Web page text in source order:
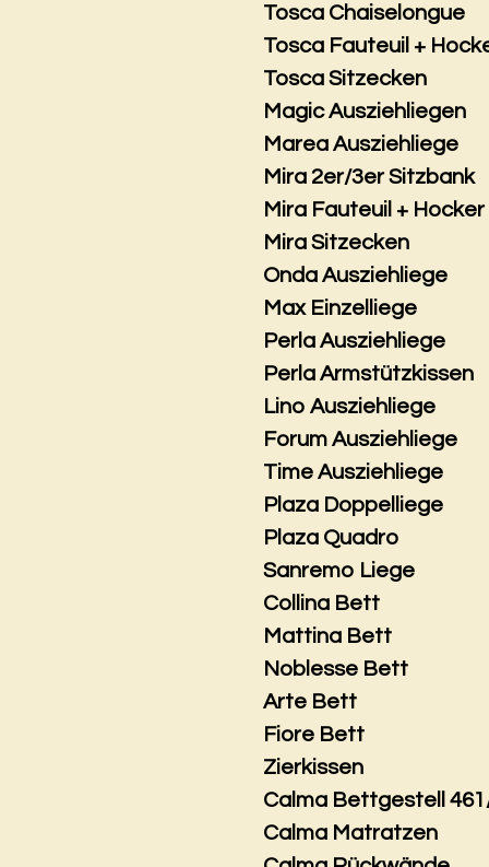
Tosca Chaiselongue
Tosca Fauteuil +
Tosca Sitzecken
Magic Ausziehliegen
Marea Ausziehliege
Mira 2er/3er Sitzbank
Mira Fauteuil + Hocker
Mira Sitzecken
Onda Ausziehliege
Max Einzelliege
Perla Ausziehliege
Perla Armstützkissen
Lino Ausziehliege
Forum Ausziehliege
Time Ausziehliege
Plaza Doppelliege
Plaza Quadro
Sanremo Liege
Collina Bett
Mattina Bett
Noblesse Bett
Arte Bett
Fiore Bett
Zierkissen
Calma Bettgestell
Calma Matratzen